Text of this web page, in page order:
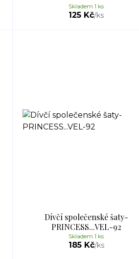
125 Kč/ks
Skladem 1 ks
Dívčí společenské šaty-
PRINCESS...VEL-92
185 Kč/ks
Skladem 1 ks